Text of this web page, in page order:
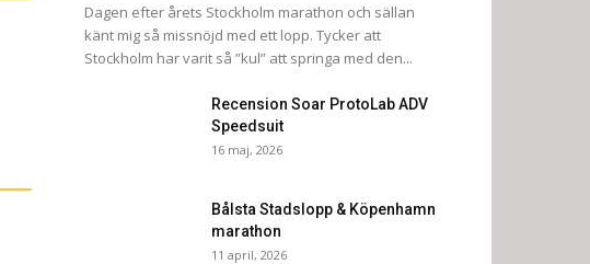
Dagen efter årets Stockholm marathon och sällan
känt mig så missnöjd med ett lopp. Tycker att
Stockholm har varit så ”kul” att springa med den...
Recension Soar ProtoLab ADV
Speedsuit
16 maj, 2026
Bålsta Stadslopp & Köpenhamn
marathon
11 april, 2026